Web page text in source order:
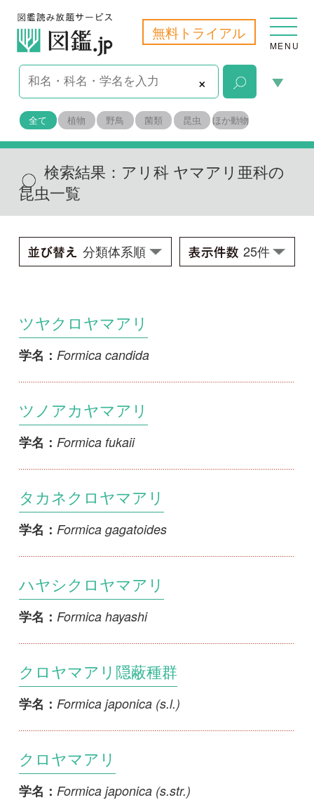
無料トライアル
MENU
×
全て 植物 野鳥 菌類 昆虫 ほか動物
検索結果：アリ科 ヤマアリ亜科の
昆虫一覧
ツヤクロヤマアリ
ツノアカヤマアリ
タカネクロヤマアリ
学名： Formica gagatoides
ハヤシクロヤマアリ
学名：Formica hayashi
クロヤマアリ隠蔽種群
学名：Formica japonica (s.l.)
Formica japonica (s.str.)
ヒガシクロヤマアリ
学名：Formica sp. A
ニシクロヤマアリ